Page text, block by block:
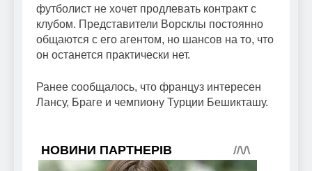
футболист не хочет продлевать контракт с
клубом. Представители Ворсклы постоянно
общаются с его агентом, но шансов на то, что
он останется практически нет.
Ранее сообщалось, что француз интересен
Лансу, Браге и чемпиону Турции Бешикташу.